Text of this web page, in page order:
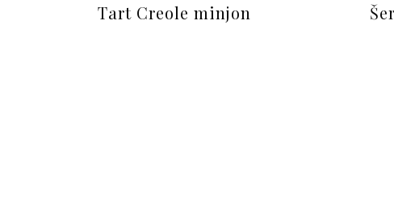
Tart Creole minjon